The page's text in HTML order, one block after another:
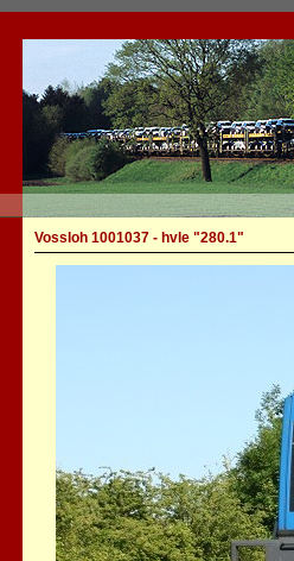
Vossloh 1001037 - hvle "280.1"